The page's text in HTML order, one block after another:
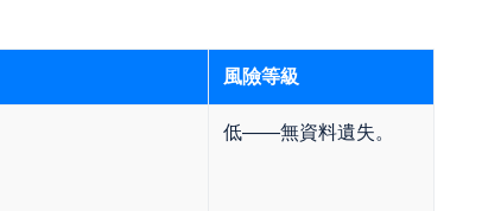
風險等級
低——無資料遺失。